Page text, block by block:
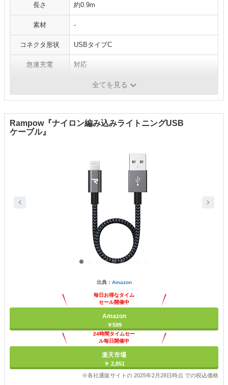
長さ 約0.9m
素材 -
コネクタ形状 USBタイプC
急速充電 対応
全てを見る
Rampow『ナイロン編み込みライトニングUSB
ケーブル』
出典： Amazon
毎日お得なタイム
セール開催中
Amazon
￥599
24時間タイムセー
ル毎日開催中
楽天市場
￥ 2,851
※各社通販サイトの 2025年2月28日時点 での税込価格